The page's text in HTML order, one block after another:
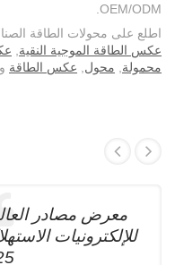
OEM/ODM.
اطلع على محولات الطاقة
عكس الطاقة الموجية النقية,
محمولة, محول, عكس الطاقة
معرض مصادر
للإلكترونيات